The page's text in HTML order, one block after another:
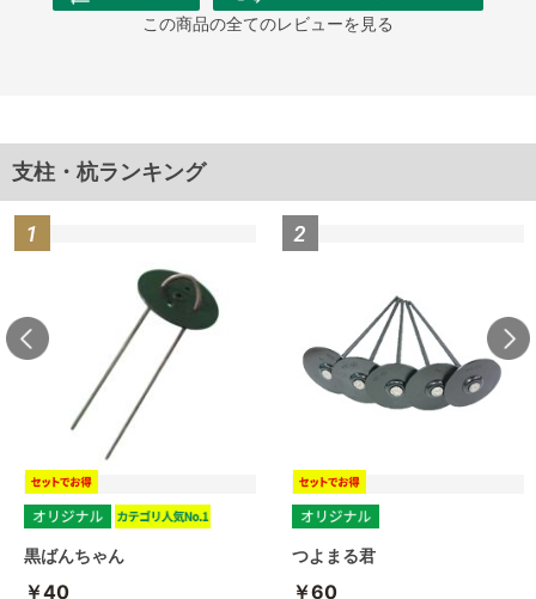
この商品の全てのレビューを見る
支柱・杭ランキング
黒ばんちゃん
￥40
つよまる君
￥60